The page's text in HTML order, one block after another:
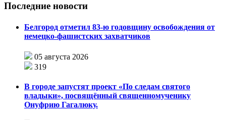
Последние новости
Белгород отметил 83-ю годовщину освобождения от
немецко-фашистских захватчиков
05 августа 2026
319
В городе запустят проект «По следам святого
владыки», посвящённый священномученику
Онуфрию Гагалюку.